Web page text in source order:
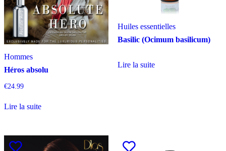
Hommes
Héros absolu
€24.99
Lire la suite
Huiles essentielles
Basilic (Ocimum basilicum)
Lire la suite